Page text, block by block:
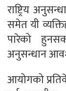
राष्ट्रिय
समेत यी
पारेको
अनुसन्धान
आयोगको